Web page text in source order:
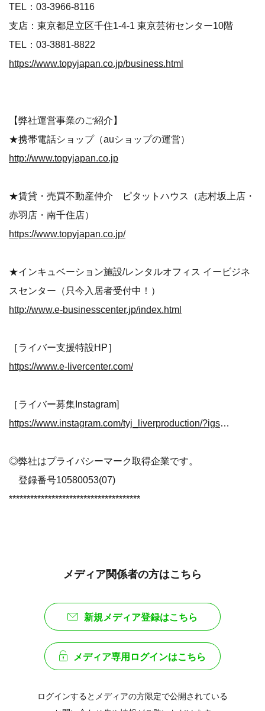
TEL：03-3966-8116
支店：東京都足立区千住1-4-1 東京芸術センター10階
TEL：03-3881-8822
https://www.topyjapan.co.jp/business.html
【弊社運営事業のご紹介】
★携帯電話ショップ（auショップの運営）
http://www.topyjapan.co.jp
★賃貸・売買不動産仲介 ピタットハウス（志村坂上店・
赤羽店・南千住店）
https://www.topyjapan.co.jp/
★インキュベーション施設/レンタルオフィス イービジネ
スセンター（只今入居者受付中！）
http://www.e-businesscenter.jp/index.html
［ライバー支援特設HP］
https://www.e-livercenter.com/
［ライバー募集Instagram]
https://www.instagram.com/tyj_liverproduction/?igshid=10y10rg0vvess
◎弊社はプライバシーマーク取得企業です。
登録番号10580053(07)
*************************************
メディア関係者の方はこちら
新規メディア登録はこちら
メディア専用ログインはこちら
ログインするとメディアの方限定で公開されている